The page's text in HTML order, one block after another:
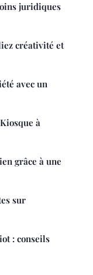
juridiques
créativité et
avec un
à
grâce à une
sur
: conseils